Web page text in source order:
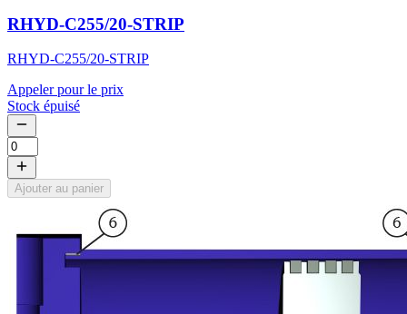
RHYD-C255/20-STRIP
RHYD-C255/20-STRIP
Appeler pour le prix
Stock épuisé
Ajouter au panier